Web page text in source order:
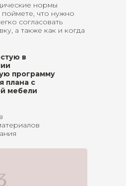
нормы
что нужно
согласовать
а также как и когда
в
программу
плана с
мебели